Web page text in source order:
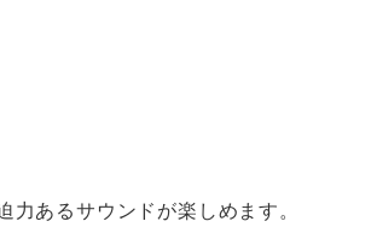
あるサウンドが楽しめます。